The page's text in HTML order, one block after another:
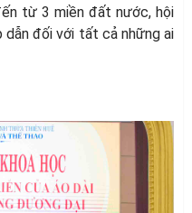
từ 3 miền đất nước, hội
dẫn đối với tất cả những ai